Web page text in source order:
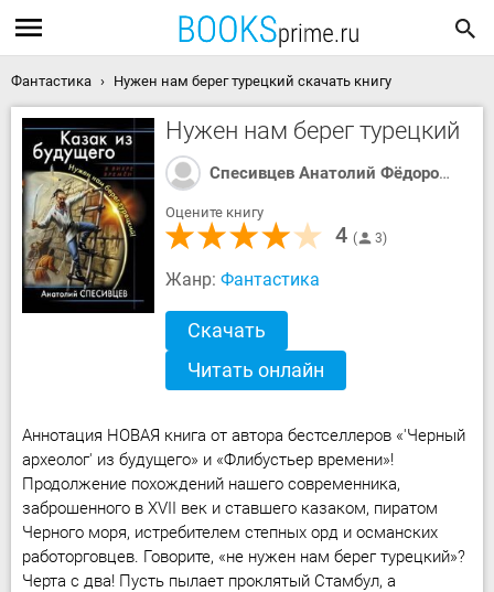
Фантастика Нужен нам берег турецкий скачать книгу
Нужен нам берег турецкий
Спесивцев Анатолий Фёдорович
Оцените книгу
4 3
Жанр: Фантастика
Скачать
Читать онлайн
Аннотация НОВАЯ книга от автора бестселлеров «'Черный
археолог' из будущего» и «Флибустьер времени»!
Продолжение похождений нашего современника,
заброшенного в XVII век и ставшего казаком, пиратом
Черного моря, истребителем степных орд и османских
работорговцев. Говорите, «не нужен нам берег турецкий»?
Черта с два! Пусть пылает проклятый Стамбул, а